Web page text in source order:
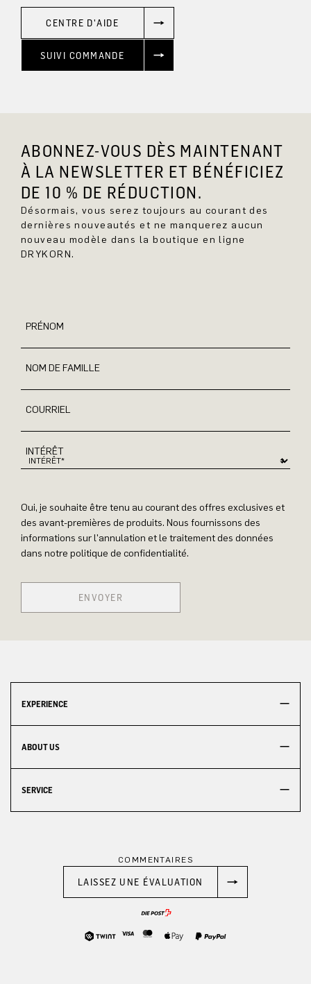
CENTRE D'AIDE
SUIVI COMMANDE
ABONNEZ-VOUS DÈS MAINTENANT
À LA NEWSLETTER ET BÉNÉFICIEZ
DE 10 % DE RÉDUCTION.
Désormais, vous serez toujours au courant des
dernières nouveautés et ne manquerez aucun
nouveau modèle dans la boutique en ligne
DRYKORN.
PRÉNOM
NOM DE FAMILLE
COURRIEL
INTÉRÊT
Oui, je souhaite être tenu au courant des offres exclusives et
des avant-premières de produits. Nous fournissons des
informations sur l'annulation et le traitement des données
dans notre politique de confidentialité.
ENVOYER
EXPERIENCE
ABOUT US
SERVICE
COMMENTAIRES
LAISSEZ UNE ÉVALUATION